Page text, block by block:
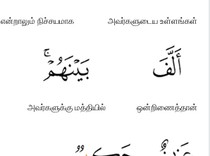
அவர்களுடைய உள்ளங்கள்
என்றாலும் நிச்சயமாக
ஒன்றிணைத்தான்
அவர்களுக்கு மத்தியில்